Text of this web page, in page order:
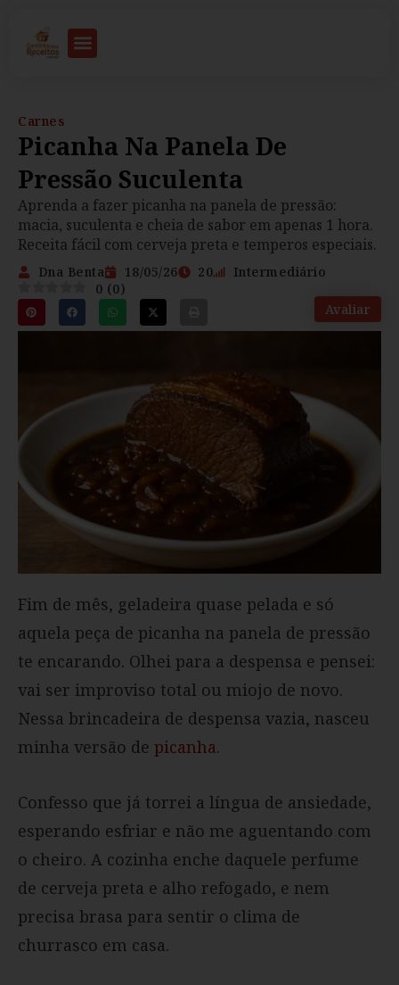
Carnes
Picanha Na Panela De
Pressão Suculenta
Aprenda a fazer picanha na panela de pressão:
macia, suculenta e cheia de sabor em apenas 1 hora.
Receita fácil com cerveja preta e temperos especiais.
Dna Benta 18/05/26 20
Intermediário
0 (0)
Avaliar
Fim de mês, geladeira quase pelada e só
aquela peça de picanha na panela de pressão
te encarando. Olhei para a despensa e pensei:
vai ser improviso total ou miojo de novo.
Nessa brincadeira de despensa vazia, nasceu
minha versão de picanha.
Confesso que já torrei a língua de ansiedade,
esperando esfriar e não me aguentando com
o cheiro. A cozinha enche daquele perfume
de cerveja preta e alho refogado, e nem
precisa brasa para sentir o clima de
churrasco em casa.